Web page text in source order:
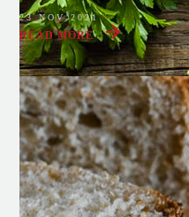
23 NOV 2021
READ MORE